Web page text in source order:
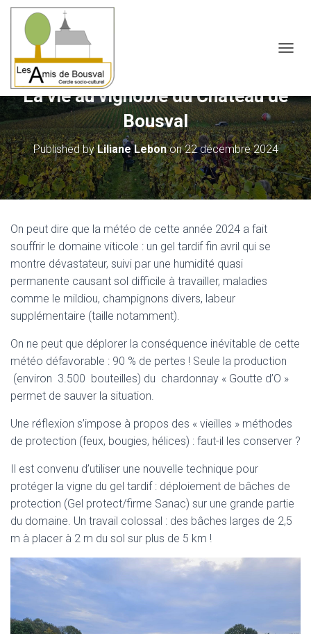
La vie au vignoble du Château de
Bousval
Published byLiliane Lebonon22 décembre 2024
On peut dire que la météo de cette année 2024 a fait
souffrir le domaine viticole : un gel tardif fin avril qui se
montre dévastateur, suivi par une humidité quasi
permanente causant sol difficile à travailler, maladies
comme le mildiou, champignons divers, labeur
supplémentaire (taille notamment).
On ne peut que déplorer la conséquence inévitable de cette
météo défavorable : 90 % de pertes ! Seule la production
(environ 3.500 bouteilles) du chardonnay « Goutte d’O »
permet de sauver la situation.
Une réflexion s’impose à propos des « vieilles » méthodes
de protection (feux, bougies, hélices) : faut-il les conserver ?
Il est convenu d’utiliser une nouvelle technique pour
protéger la vigne du gel tardif : déploiement de bâches de
protection (Gel protect/firme Sanac) sur une grande partie
du domaine. Un travail colossal : des bâches larges de 2,5
m à placer à 2 m du sol sur plus de 5 km !